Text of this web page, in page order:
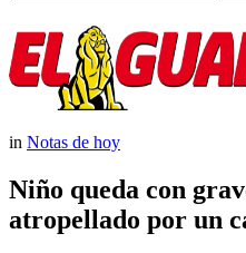
for:
in Notas de hoy
Niño queda con
atropellado por un